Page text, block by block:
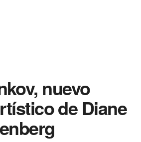
nuevo
de Diane